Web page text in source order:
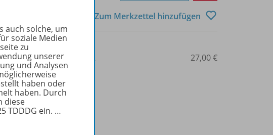
Zum Merkzettel hinzufügen
978-3-14-024767-2 27,00 €
auch solche, um
soziale Medien
zu
unserer
und Analysen
haben oder
haben. Durch
diese
TDDDG ein. …